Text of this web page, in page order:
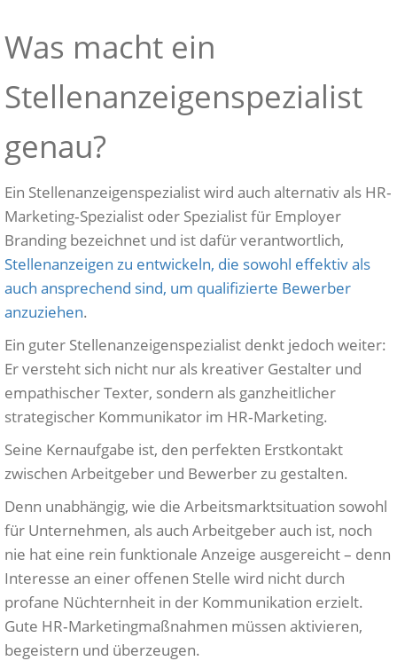
Was macht ein
Stellenanzeigenspezialist
genau?
Ein Stellenanzeigenspezialist wird auch alternativ als HR‐
Marketing‐Spezialist oder Spezialist für Employer
Branding bezeichnet und ist dafür verantwortlich,
Stellenanzeigen zu entwickeln, die sowohl effektiv als
auch ansprechend sind, um qualifizierte Bewerber
anzuziehen.
Ein guter Stellenanzeigenspezialist denkt jedoch weiter:
Er versteht sich nicht nur als kreativer Gestalter und
empathischer Texter, sondern als ganzheitlicher
strategischer Kommunikator im HR‑Marketing.
Seine Kernaufgabe ist, den perfekten Erstkontakt
zwischen Arbeitgeber und Bewerber zu gestalten.
Denn unabhängig, wie die Arbeitsmarktsituation sowohl
für Unternehmen, als auch Arbeitgeber auch ist, noch
nie hat eine rein funktionale Anzeige ausgereicht – denn
Interesse an einer offenen Stelle wird nicht durch
profane Nüchternheit in der Kommunikation erzielt.
Gute HR‑Marketingmaßnahmen müssen aktivieren,
begeistern und überzeugen.